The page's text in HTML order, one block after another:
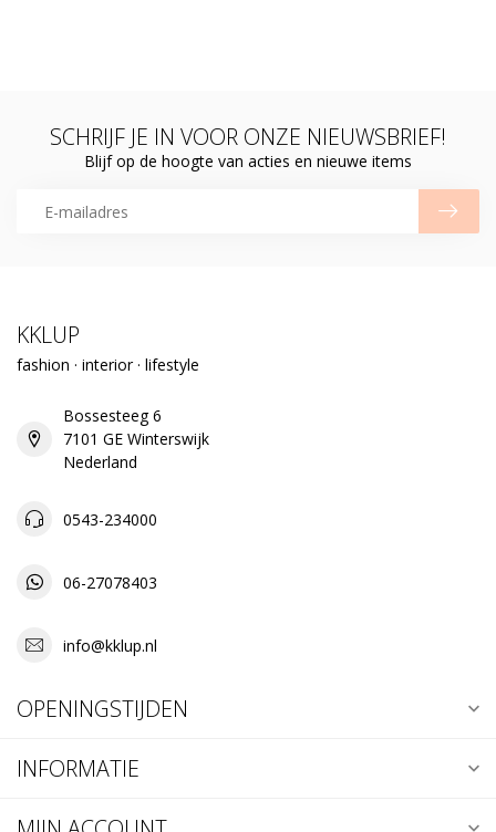
SCHRIJF JE IN VOOR ONZE NIEUWSBRIEF!
Blijf op de hoogte van acties en nieuwe items
KKLUP
fashion · interior · lifestyle
Bossesteeg 6
7101 GE Winterswijk
Nederland
0543-234000
06-27078403
info@kklup.nl
OPENINGSTIJDEN
INFORMATIE